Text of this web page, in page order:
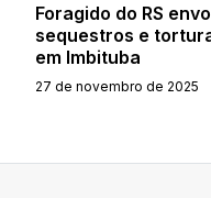
Foragido do RS
sequestros e
em Imbituba
27 de novembro de 2025